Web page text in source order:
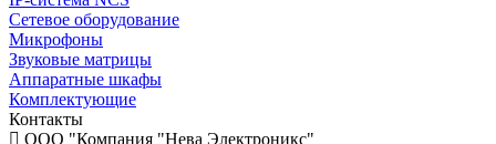
Сетевое оборудование
Микрофоны
Звуковые матрицы
Аппаратные шкафы
Комплектующие
Контакты
OOO "Компания "Нева Электроникс"